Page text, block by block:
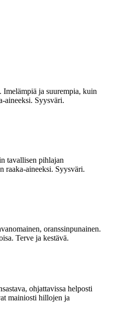
Imelämpiä ja suurempia, kuin
aineeksi. Syysväri.
tavallisen pihlajan
raaka-aineeksi. Syysväri.
oranssinpunainen.
Terve ja kestävä.
ohjattavissa helposti
mainiosti hillojen ja